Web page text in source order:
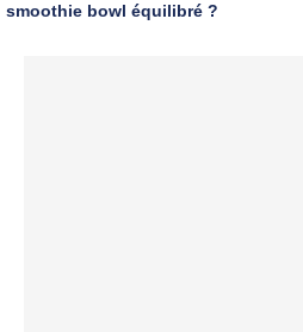
smoothie bowl équilibré ?